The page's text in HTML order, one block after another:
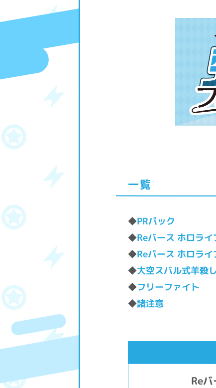
一覧
◆PRパック
◆Reバース ホロラ
◆Reバース ホロラ
◆大空スバル式羊殺
◆フリーファイト
◆諸注意
Re